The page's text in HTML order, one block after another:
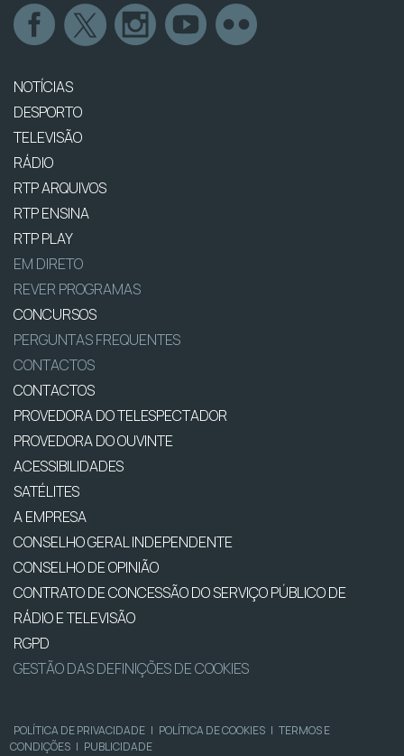
NOTÍCIAS
DESPORTO
TELEVISÃO
RÁDIO
RTP ARQUIVOS
RTP ENSINA
RTP PLAY
EM DIRETO
REVER PROGRAMAS
CONCURSOS
PERGUNTAS FREQUENTES
CONTACTOS
CONTACTOS
PROVEDORA DO TELESPECTADOR
PROVEDORA DO OUVINTE
ACESSIBILIDADES
SATÉLITES
A EMPRESA
CONSELHO GERAL INDEPENDENTE
CONSELHO DE OPINIÃO
CONTRATO DE CONCESSÃO DO SERVIÇO PÚBLICO DE
RÁDIO E TELEVISÃO
RGPD
GESTÃO DAS DEFINIÇÕES DE COOKIES
POLÍTICA DE PRIVACIDADE | POLÍTICA DE COOKIES | TERMOS E
CONDIÇÕES | PUBLICIDADE